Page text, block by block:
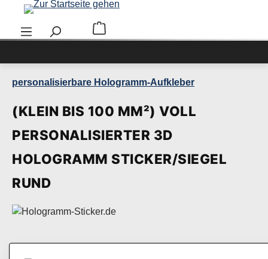
Zum Hauptinhalt springen
Warenkorb enthält 0 Positionen. Der
personalisierbare Hologramm-Aufkleber
(KLEIN BIS 100 MM²) VOLL
PERSONALISIERTER 3D
HOLOGRAMM STICKER/SIEGEL
RUND